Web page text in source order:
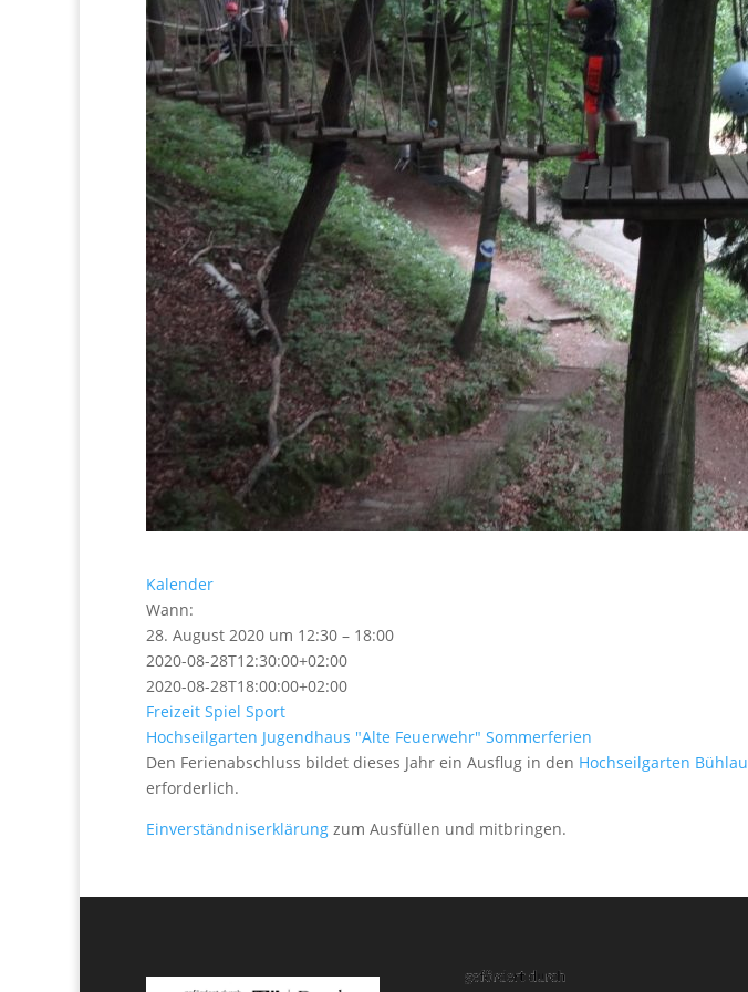
Kalender
Wann:
28. August 2020 um 12:30 – 18:00
2020-08-28T12:30:00+02:00
2020-08-28T18:00:00+02:00
Freizeit Spiel Sport
Hochseilgarten Jugendhaus "Alte Feuerwehr" Sommerferien
Den Ferienabschluss bildet dieses Jahr ein Ausflug in den Hochseilgarten Bühlau
erforderlich.
Einverständniserklärung zum Ausfüllen und mitbringen.